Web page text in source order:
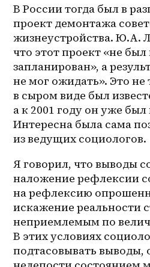
В России тогда был в
проект демонтажа
жизнеустройства. Ю.А.
что этот проект «не
запланирован», а
не мог ожидать». Это не
в сыром виде был
а к 2001 году он уже
Интересна была сама
из ведущих социологов.
Я говорил, что выводы
наложение рефлексии
на рефлексию
искажение реальности
неприемлемым по
В этих условиях
подтасовывать выводы,